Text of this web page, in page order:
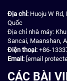
Địa chỉ: Huoju W
Quốc
Địa chỉ nhà máy:
Sancai, Maanshan,
Điện thoại: +86-
Email: [email
CÁC BÀI